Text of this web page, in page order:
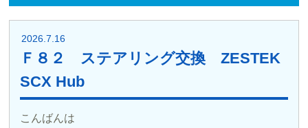
2026.7.16
Ｆ８２ ステアリング交換 ZESTEK
SCX Hub
こんばんは